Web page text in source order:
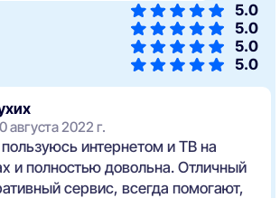
августа 2022 г.
интернетом и ТВ на
и полностью довольна. Отличный
сервис, всегда помогают,
5.0
5.0
5.0
5.0